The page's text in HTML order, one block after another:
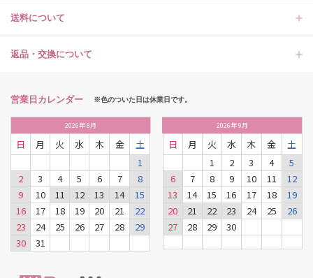
送料について
返品・交換について
営業日カレンダー ※色のついた日は休業日です。
2026年8月
日 月 火 水 木 金
土
1
2
3 4 5 6 7
8
9
10 11 12 13 14
15
16
17 18 19 20 21
22
23
24 25 26 27 28
29
30
31
2026年9月
日 月 火 水 木 金
土
1
2 3 4
5
6
7 8 9 10 11
12
13
14 15 16 17 18
19
20
21 22 23 24 25
26
27
28 29 30